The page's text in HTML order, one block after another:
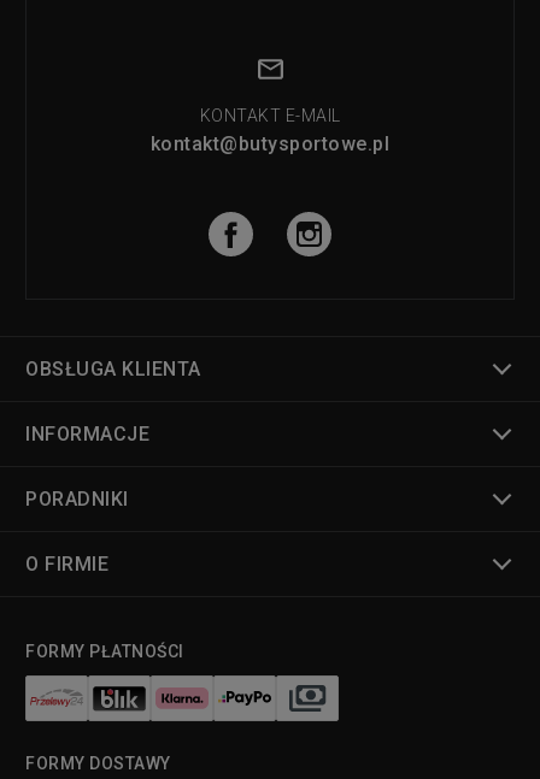
KONTAKT E-MAIL
kontakt@butysportowe.pl
OBSŁUGA KLIENTA
INFORMACJE
PORADNIKI
O FIRMIE
FORMY PŁATNOŚCI
FORMY DOSTAWY